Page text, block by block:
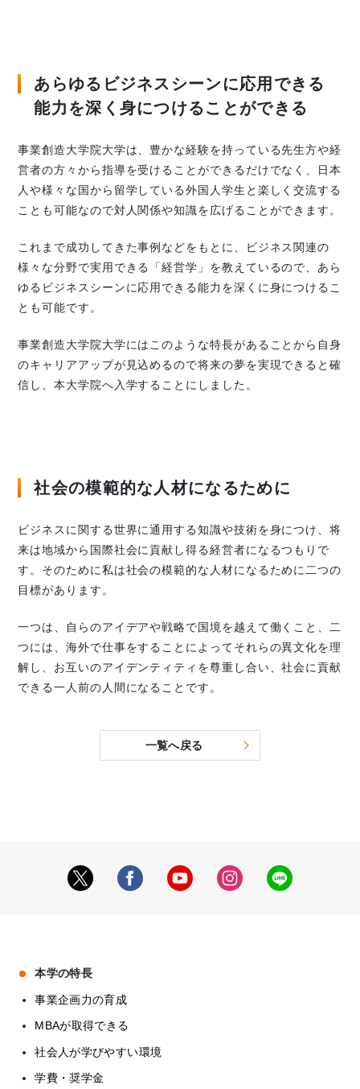
あらゆるビジネスシーンに応用できる
能力を深く身につけることができる
事業創造大学院大学は、豊かな経験を持っている先生方や経
営者の方々から指導を受けることができるだけでなく、日本
人や様々な国から留学している外国人学生と楽しく交流する
ことも可能なので対人関係や知識を広げることができます。
これまで成功してきた事例などをもとに、ビジネス関連の
様々な分野で実用できる「経営学」を教えているので、あら
ゆるビジネスシーンに応用できる能力を深くに身につけるこ
とも可能です。
事業創造大学院大学にはこのような特長があることから自身
のキャリアアップが見込めるので将来の夢を実現できると確
信し、本大学院へ入学することにしました。
社会の模範的な人材になるために
ビジネスに関する世界に通用する知識や技術を身につけ、将
来は地域から国際社会に貢献し得る経営者になるつもりで
す。そのために私は社会の模範的な人材になるために二つの
目標があります。
一つは、自らのアイデアや戦略で国境を越えて働くこと、二
つには、海外で仕事をすることによってそれらの異文化を理
解し、お互いのアイデンティティを尊重し合い、社会に貢献
できる一人前の人間になることです。
一覧へ戻る
本学の特長
事業企画力の育成
MBAが取得できる
社会人が学びやすい環境
学費・奨学金